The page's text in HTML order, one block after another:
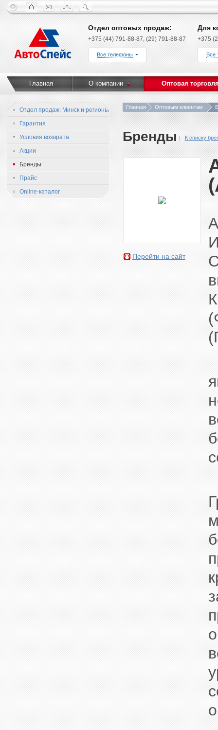
Отдел оптовых продаж:
+375 (44) 791-88-87, (29) 791-88-87
Все телефоны
Для
+375
Все
Главная О компании Оптовая
Отдел продаж: Минск и регионы
Гарантия
Условия возврата
Акции
Бренды
Прайс
Online-каталог
Главная Оптовым клиентам
Бренды К списку
Перейти на сайт